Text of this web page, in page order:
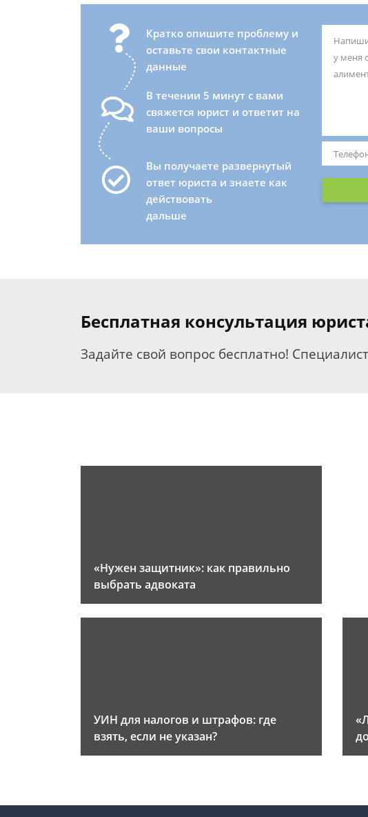
Кратко опишите проблему и
оставьте свои контактные
данные
В течении 5 минут с вами
свяжется юрист и ответит на
ваши вопросы
Вы получаете развернутый
ответ юриста и знаете как
действовать
дальше
Бесплатная консультация
Задайте свой вопрос бесплатно!
«Нужен защитник»: как правильно
выбрать адвоката
УИН для налогов и штрафов: где
взять, если не указан?